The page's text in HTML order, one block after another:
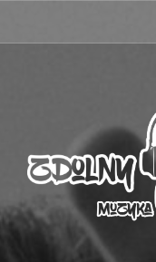
treści